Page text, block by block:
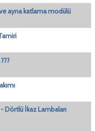
ayna katlama modülü
Dörtlü İkaz Lambaları